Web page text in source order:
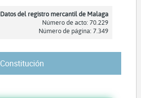
Datos del registro mercantil de Malaga
Número de acto: 70.229
Número de página: 7.349
Constitución